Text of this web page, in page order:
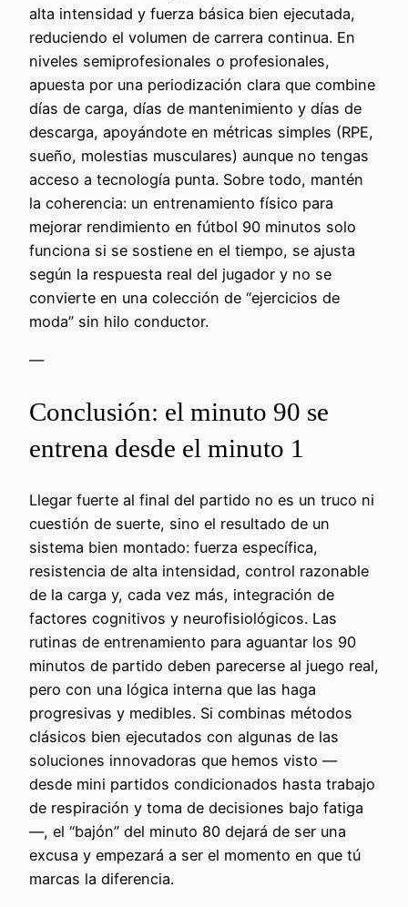
alta intensidad y fuerza básica bien ejecutada,
reduciendo el volumen de carrera continua. En
niveles semiprofesionales o profesionales,
apuesta por una periodización clara que combine
días de carga, días de mantenimiento y días de
descarga, apoyándote en métricas simples (RPE,
sueño, molestias musculares) aunque no tengas
acceso a tecnología punta. Sobre todo, mantén
la coherencia: un entrenamiento físico para
mejorar rendimiento en fútbol 90 minutos solo
funciona si se sostiene en el tiempo, se ajusta
según la respuesta real del jugador y no se
convierte en una colección de “ejercicios de
moda” sin hilo conductor.
—
Conclusión: el minuto 90 se
entrena desde el minuto 1
Llegar fuerte al final del partido no es un truco ni
cuestión de suerte, sino el resultado de un
sistema bien montado: fuerza específica,
resistencia de alta intensidad, control razonable
de la carga y, cada vez más, integración de
factores cognitivos y neurofisiológicos. Las
rutinas de entrenamiento para aguantar los 90
minutos de partido deben parecerse al juego real,
pero con una lógica interna que las haga
progresivas y medibles. Si combinas métodos
clásicos bien ejecutados con algunas de las
soluciones innovadoras que hemos visto —
desde mini partidos condicionados hasta trabajo
de respiración y toma de decisiones bajo fatiga
—, el “bajón” del minuto 80 dejará de ser una
excusa y empezará a ser el momento en que tú
marcas la diferencia.